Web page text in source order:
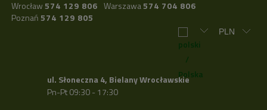
Wrocław 574 129 806 Warszawa574 704 806
Poznań 574 129 805
ul. Słoneczna 4, Bielany Wrocławskie
Pn-Pt 09:30 - 17:30